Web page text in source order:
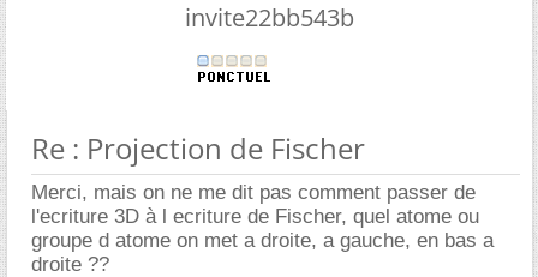
invite22bb543b
Re : Projection de Fischer
Merci, mais on ne me dit pas comment passer de
l'ecriture 3D à l ecriture de Fischer, quel atome ou
groupe d atome on met a droite, a gauche, en bas a
droite ??